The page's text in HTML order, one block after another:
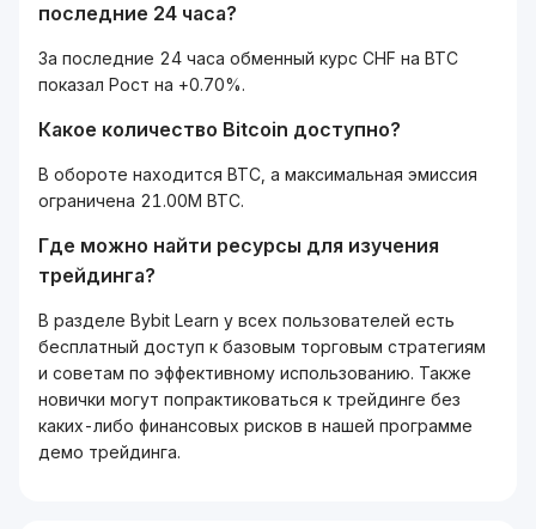
последние 24 часа?
За последние 24 часа обменный курс CHF на BTC
показал Рост на +0.70%.
Какое количество Bitcoin доступно?
В обороте находится BTC, а максимальная эмиссия
ограничена 21.00M BTC.
Где можно найти ресурсы для изучения
трейдинга?
В разделе Bybit Learn у всех пользователей есть
бесплатный доступ к базовым торговым стратегиям
и советам по эффективному использованию. Также
новички могут попрактиковаться к трейдинге без
каких-либо финансовых рисков в нашей программе
демо трейдинга.